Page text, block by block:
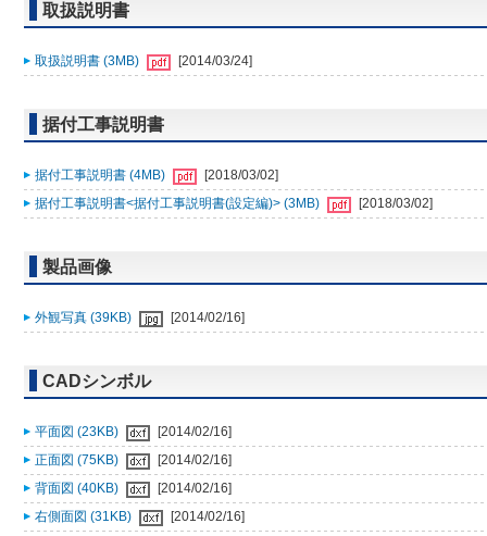
取扱説明書
取扱説明書 (3MB) [2014/03/24]
据付工事説明書
据付工事説明書 (4MB)
[2018/03/02]
据付工事説明書<据付工事説明書(設定編)> (3MB)
[2018/03/02]
製品画像
外観写真 (39KB) [2014/02/16]
CADシンボル
平面図 (23KB)
[2014/02/16]
正面図 (75KB)
[2014/02/16]
背面図 (40KB)
[2014/02/16]
右側面図 (31KB)
[2014/02/16]